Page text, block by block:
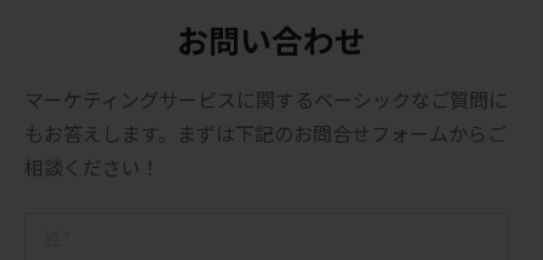
お問い合わせ
マーケティングサービスに関するベーシックなご質問に
もお答えします。 まずは下記のお問合せフォームからご
相談ください！